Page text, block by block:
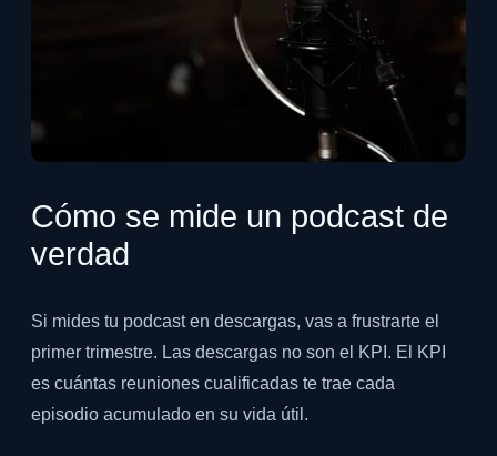
Cómo se mide un podcast de
verdad
Si mides tu podcast en descargas, vas a frustrarte el
primer trimestre. Las descargas no son el KPI. El KPI
es cuántas reuniones cualificadas te trae cada
episodio acumulado en su vida útil.